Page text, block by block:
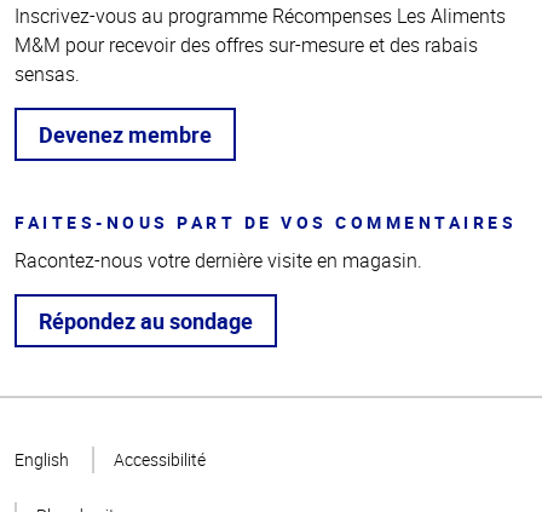
Inscrivez-vous au programme Récompenses Les Aliments
M&M pour recevoir des offres sur-mesure et des rabais
sensas.
Devenez membre
FAITES-NOUS PART DE VOS COMMENTAIRES
Racontez-nous votre dernière visite en magasin.
Répondez au sondage
page
English Accessibilité